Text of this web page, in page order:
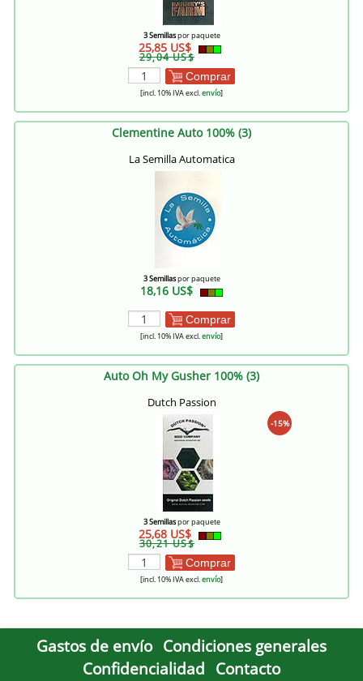
3 Semillaspor paquete
25,85 US$
29,04 US$
Comprar
[incl. 10% IVA excl.envío]
Clementine Auto 100% (3)
La Semilla Automatica
3 Semillaspor paquete
18,16 US$
Comprar
[incl. 10% IVA excl.envío]
Auto Oh My Gusher 100% (3)
Dutch Passion
-15%
3 Semillaspor paquete
25,68 US$
30,21 US$
Comprar
[incl. 10% IVA excl.envío]
Gastos de envío Condiciones generales
Confidencialidad Contacto